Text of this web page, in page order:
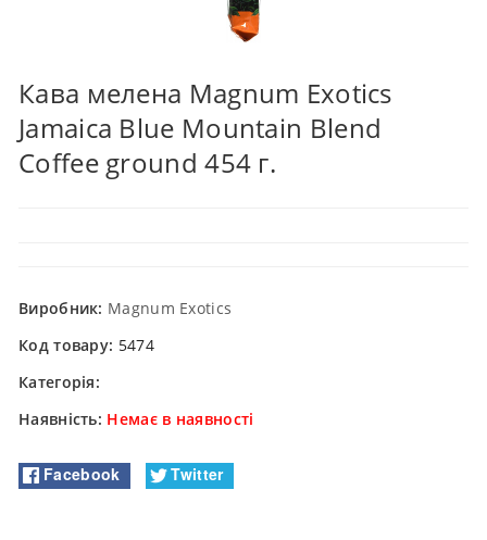
Кава мелена Magnum Exotics
Jamaica Blue Mountain Blend
Coffee ground 454 г.
Виробник: Magnum Exotics
Код товару: 5474
Категорія:
Наявність: Немає в наявності
Facebook Twitter